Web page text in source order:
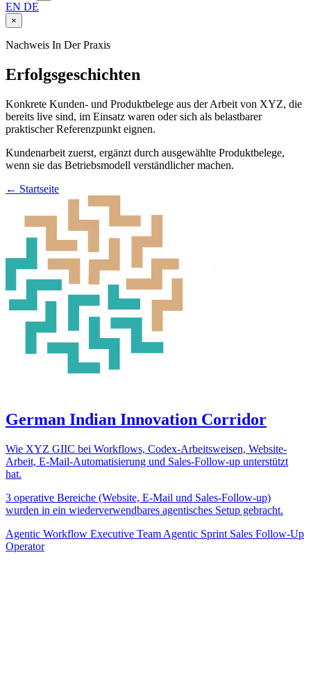
EN DE
×
Nachweis In Der Praxis
Erfolgsgeschichten
Konkrete Kunden- und Produktbelege aus der Arbeit von XYZ, die
bereits live sind, im Einsatz waren oder sich als belastbarer
praktischer Referenzpunkt eignen.
Kundenarbeit zuerst, ergänzt durch ausgewählte Produktbelege,
wenn sie das Betriebsmodell verständlicher machen.
← Startseite
German Indian Innovation Corridor
Wie XYZ GIIC bei Workflows, Codex-Arbeitsweisen, Website-
Arbeit, E-Mail-Automatisierung und Sales-Follow-up unterstützt
hat.
3 operative Bereiche (Website, E-Mail und Sales-Follow-up)
wurden in ein wiederverwendbares agentisches Setup gebracht.
Agentic Workflow Executive Team Agentic Sprint Sales Follow-Up
Operator